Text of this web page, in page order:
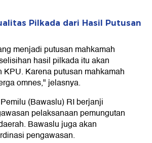
Pilkada dari Hasil Putusan
menjadi putusan mahkamah
hasil pilkada itu akan
Karena putusan mahkamah
omnes," jelasnya.
(Bawaslu) RI berjanji
pelaksanaan pemungutan
Bawaslu juga akan
pengawasan.